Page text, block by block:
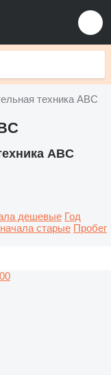
техника ABC
ABC
дешевые Год
старые Пробег